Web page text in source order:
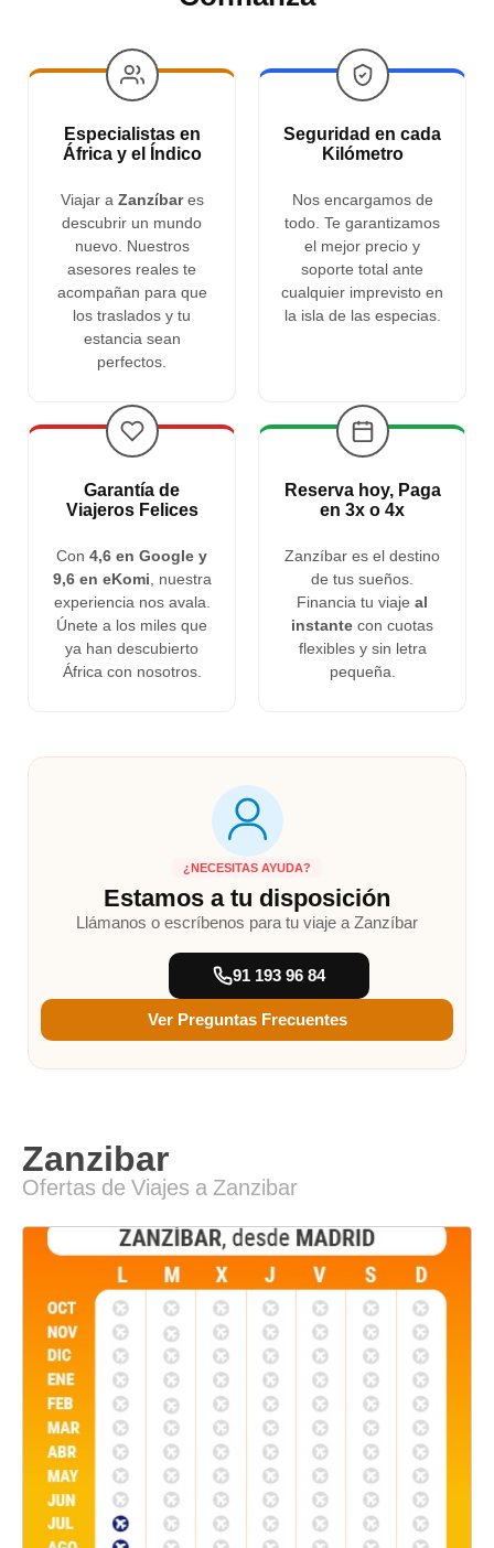
Especialistas en
África y el Índico
Viajar a Zanzíbares
descubrir un mundo
nuevo. Nuestros
asesores reales te
acompañan para que
los traslados y tu
estancia sean
perfectos.
Seguridad en cada
Kilómetro
Nos encargamos de
todo. Te garantizamos
el mejor precio y
soporte total ante
cualquier imprevisto en
la isla de las especias.
Garantía de
Viajeros Felices
Con 4,6 en Google y
9,6 en eKomi , nuestra
experiencia nos avala.
Únete a los miles que
ya han descubierto
África con nosotros.
Reserva hoy, Paga
en 3x o 4x
Zanzíbar es el destino
de tus sueños.
Financia tu viaje al
instante con cuotas
flexibles y sin letra
pequeña.
¿NECESITAS AYUDA?
Estamos a tu disposición
Llámanos o escríbenos para tu viaje a Zanzíbar
91 193 96 84
Ver Preguntas Frecuentes
Zanzibar
Ofertas de Viajes a Zanzibar